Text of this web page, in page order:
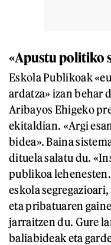
«Apustu politiko
Eskola Publikoak
ardatza» izan behar
Aribayos Ehigeko
ekitaldian. «Argi
bidea». Baina
dituela salatu du.
publikoa
eskola
eta pribatuaren
jarraitzen du. Gure
baliabideak eta